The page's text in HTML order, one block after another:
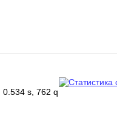
0.534 s, 762 q